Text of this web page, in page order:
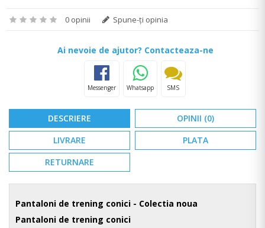
0 opinii Spune-ţi opinia
Ai nevoie de ajutor? Contacteaza-ne
Messenger Whatsapp SMS
DESCRIERE
OPINII (0)
LIVRARE
PLATA
RETURNARE
Pantaloni de trening conici - Colectia noua
Pantaloni de trening conici